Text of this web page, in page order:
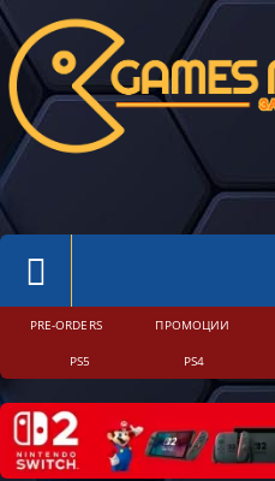
PRE-ORDERS ПРОМОЦИИ
PS5 PS4